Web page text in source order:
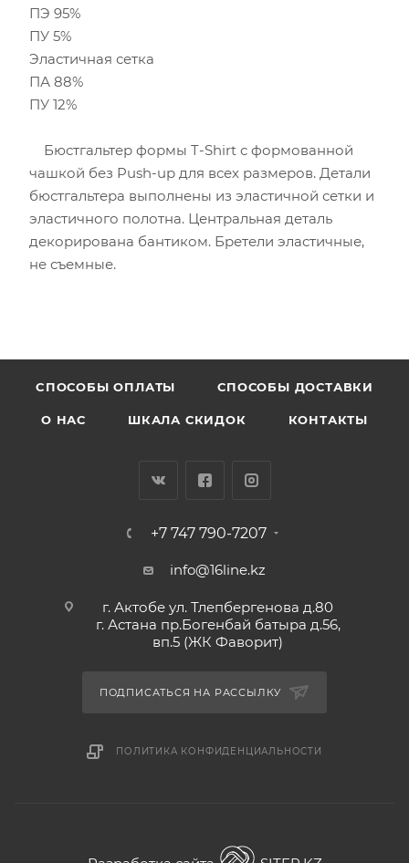
ПЭ 95%
ПУ 5%
Эластичная сетка
ПА 88%
ПУ 12%
Бюстгальтер формы T-Shirt с формованной
чашкой без Push-uр для всех размеров. Детали
бюстгальтера выполнены из эластичной сетки и
эластичного полотна. Центральная деталь
декорирована бантиком. Бретели эластичные,
не съемные.
CПОСОБЫ ОПЛАТЫ СПОСОБЫ ДОСТАВКИ
О НАС ШКАЛА СКИДОК КОНТАКТЫ
+7 747 790-7207
info@16line.kz
г. Актобе ул. Тлепбергенова д.80
г. Астана пр.Богенбай батыра д.56,
вп.5 (ЖК Фаворит)
ПОДПИСАТЬСЯ НА РАССЫЛКУ
ПОЛИТИКА КОНФИДЕНЦИАЛЬНОСТИ